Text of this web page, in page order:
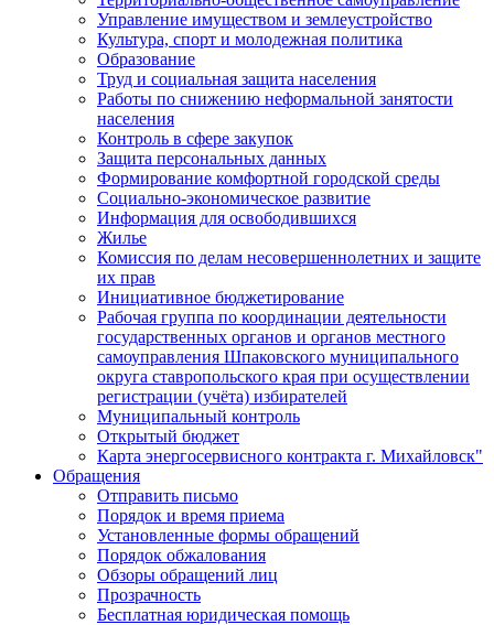
Управление имуществом и землеустройство
Культура, спорт и молодежная политика
Образование
Труд и социальная защита населения
Работы по снижению неформальной занятости
населения
Контроль в сфере закупок
Защита персональных данных
Формирование комфортной городской среды
Социально-экономическое развитие
Информация для освободившихся
Жилье
Комиссия по делам несовершеннолетних и защите
их прав
Инициативное бюджетирование
Рабочая группа по координации деятельности
государственных органов и органов местного
самоуправления Шпаковского муниципального
округа ставропольского края при осуществлении
регистрации (учёта) избирателей
Муниципальный контроль
Открытый бюджет
Карта энергосервисного контракта г. Михайловск"
Обращения
Отправить письмо
Порядок и время приема
Установленные формы обращений
Порядок обжалования
Обзоры обращений лиц
Прозрачность
Бесплатная юридическая помощь